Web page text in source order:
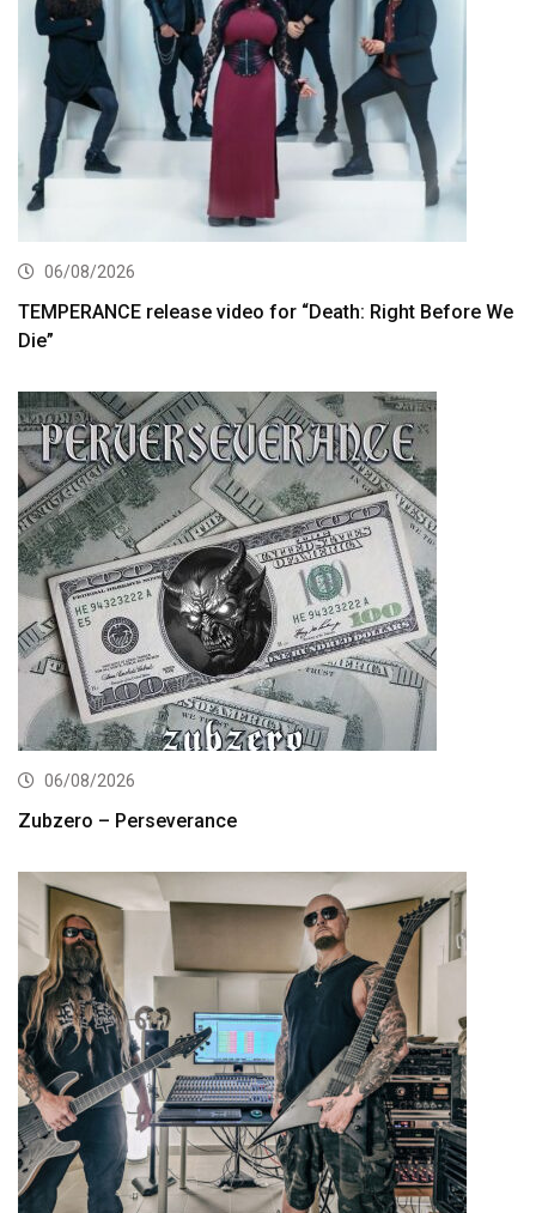
06/08/2026
TEMPERANCE release video for “Death: Right Before We
Die”
06/08/2026
Zubzero – Perseverance